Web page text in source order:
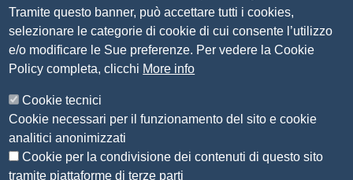
Contatti
Amministrazione Trasparente
Organizzazione
Bandi di concorso
Bandi di gara e contratti
Provvedimenti
Attività e procedimenti
Tramite questo banner, può accettare tutti i cookies,
selezionare le categorie di cookie di cui consente l’utilizzo
e/o modificare le Sue preferenze. Per vedere la Cookie
Policy completa, clicchi More info
Cookie tecnici
Cookie necessari per il funzionamento del sito e cookie
analitici anonimizzati
Cookie per la condivisione dei contenuti di questo sito
tramite piattaforme di terze parti